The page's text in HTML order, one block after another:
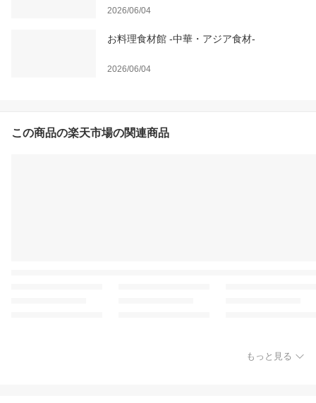
2026/06/04
お料理食材館 -中華・アジア食材-
2026/06/04
この商品の楽天市場の関連商品
もっと見る